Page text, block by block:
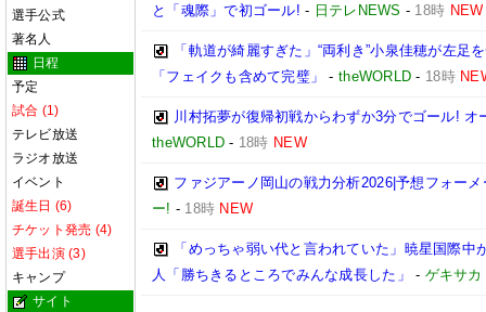
選手公式
著名人
日程
予定
試合 (1)
テレビ放送
ラジオ放送
イベント
誕生日 (6)
チケット発売 (4)
選手出演 (3)
キャンプ
サイト
と「魂際」で初ゴール! - 日テレNEWS - 18時 NEW
「軌道が綺麗すぎた」“両利き”小泉佳穂が左
「フェイクも含めて完璧」
-theWORLD - 18時
川村拓夢が復帰初戦からわずか3分でゴール!
theWORLD - 18時 NEW
ファジアーノ岡山の戦力分析2026|予想フォー
ー! - 18時 NEW
「めっちゃ弱い代と言われていた」暁星国際
人「勝ちきるところでみんな成長した」
- ゲキサカ